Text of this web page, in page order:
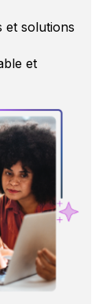
et solutions
et